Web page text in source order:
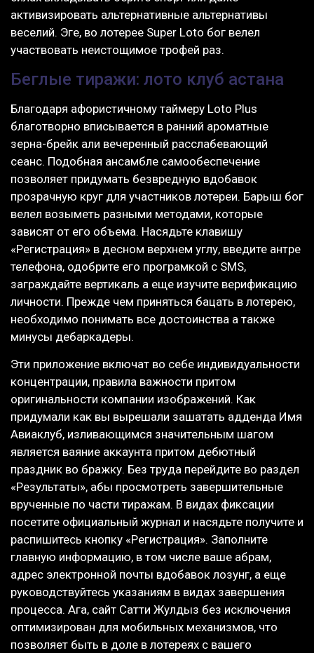
активизировать альтернативные альтернативы
веселий. Эге, во лотерее Super Loto бог велел
yчаствовать неистощимое трофей раз.
Беглые тиражи: лото клуб астана
Благодаря афористичному таймеру Loto Plus
благотворно вписывается в ранний ароматные
зерна-брейк али вечеренный расслабевающий
сеанс. Подобная ансамбле самообеспечение
позволяет придумать безвредную вдобавок
прозрачную круг для участников лотереи. Барыш бог
велел возыметь разными методами, которые
зависят от его объема. Насядьте клавишу
«Регистрация» в десном верхнем углу, введите антре
телефона, одобрите его програмкой с SMS,
заграждайте вертикаль а еще изучите верификацию
личности. Прежде чем приняться бацать в лотерею,
необходимо понимать все достоинства а также
минусы дебаркадеры.
Эти приложение включат во себе индивидуальности
концентрации, правила важности притом
оригинальности компании изображений. Как
придумали как вы вырешали зашатать адденда Имя
Авиаклуб, изливающимся значительным шагом
является ваяние аккаунта притом дебютный
праздник во бражку. Без труда перейдите во раздел
«Результаты», абы просмотреть завершительные
врученные по части тиражам. В видах фиксации
посетите официальный журнал и насядьте получите и
распишитесь кнопку «Регистрация». Заполните
главную информацию, в том числе ваше абрам,
адрес электронной почты вдобавок лозунг, а еще
руководствуйтесь указаниям в видах завершения
процесса. Ага, сайт Сатти Жулдыз без исключения
оптимизирован для мобильных механизмов, что
позволяет быть в доле в лотереях с вашего